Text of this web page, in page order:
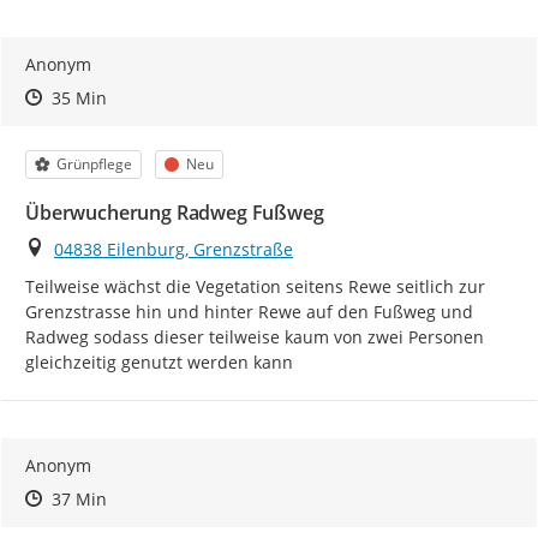
Anonym
Zeitpunkt des Erstellens
Zeitpunkt des Erstellens
35 MinZur Äußerung
Kategorie
Grünpflege Status
Neu
Überwucherung Radweg Fußweg
Ort
04838 Eilenburg, Grenzstraße
Teilweise wächst die Vegetation seitens Rewe seitlich zur
Grenzstrasse hin und hinter Rewe auf den Fußweg und
Radweg sodass dieser teilweise kaum von zwei Personen
gleichzeitig genutzt werden kann
Anonym
Zeitpunkt des Erstellens
Zeitpunkt des Erstellens
37 MinZur Äußerung